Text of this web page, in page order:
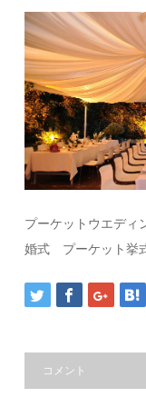
プーケットウエデ
婚式 プーケット挙
コメント